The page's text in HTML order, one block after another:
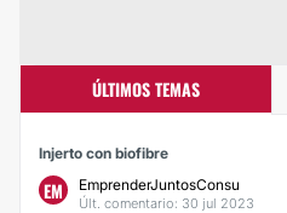
ÚLTIMOS TEMAS
Injerto con biofibre
EM EmprenderJuntosConsu
Últ. comentario: 30 jul 2023